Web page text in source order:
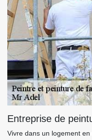
Entreprise de
Vivre dans un logement